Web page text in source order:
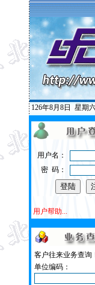
126年8月8日 星期
用户名：
密 码：
用户帮助...
客户往来业务查询
单位编码：